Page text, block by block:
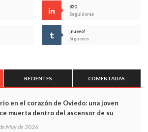
830
Seguidores
¡nuevo!
Síguenos
RECIENTES COMENTADAS
en el corazón de Oviedo: una joven
muerta dentro del ascensor de su
y las cámaras captan sus últimos minutos
May de 2026